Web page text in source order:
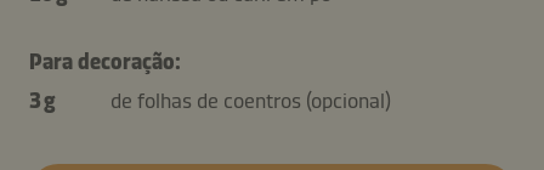
Para decoração:
3 g
de folhas de coentros (opcional)